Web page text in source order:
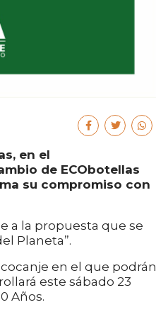
en el
de ECObotellas
su compromiso con
a la propuesta que se
Planeta”.
en el que podrán
este sábado 23
Años.